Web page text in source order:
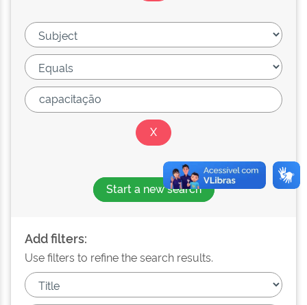
Start a new search
Add filters:
Use filters to refine the search results.